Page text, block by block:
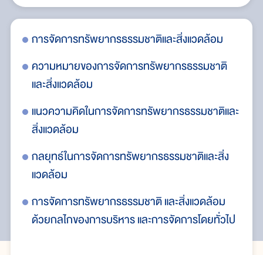
การจัดการทรัพยากรธรรมชาติและสิ่งแวดล้อม
ความหมายของการจัดการทรัพยากรธรรมชาติ
และสิ่งแวดล้อม
แนวความคิดในการจัดการทรัพยากรธรรมชาติและ
สิ่งแวดล้อม
กลยุทธ์ในการจัดการทรัพยากรธรรมชาติและสิ่ง
แวดล้อม
การจัดการทรัพยากรธรรมชาติ และสิ่งแวดล้อม
ด้วยกลไกของการบริหาร และการจัดการโดยทั่วไป